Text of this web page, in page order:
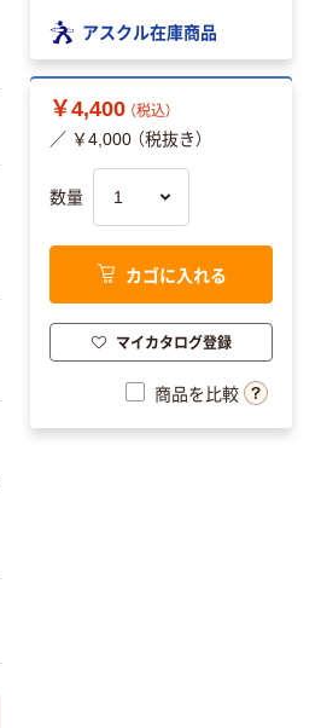
アスクル在庫商品
￥4,400 （税込）
／ ￥4,000 （税抜き）
数量
カゴに入れる
マイカタログ登録
商品を比較